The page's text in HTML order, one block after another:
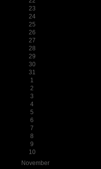
23
24
25
26
27
28
29
30
31
1
2
3
4
5
6
7
8
9
10
November